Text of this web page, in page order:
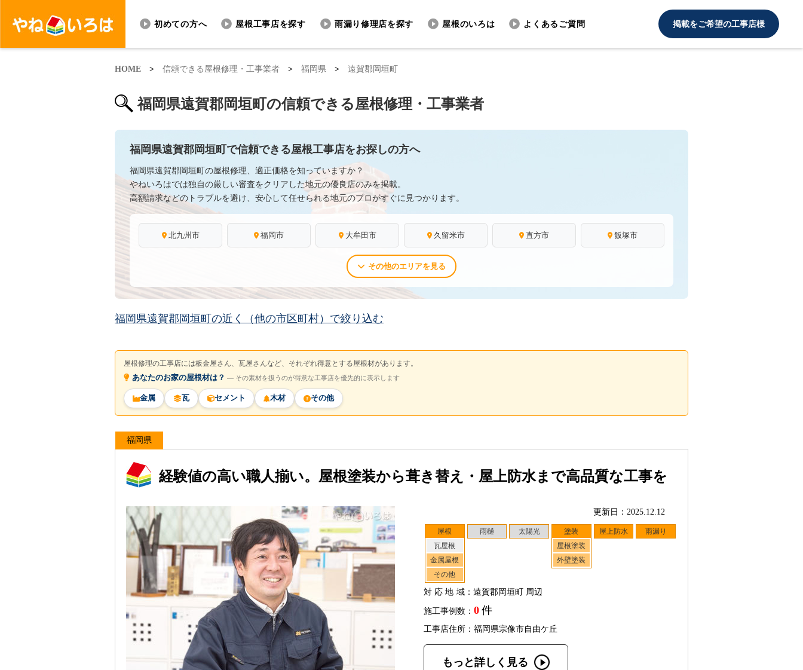
初めての方へ 屋根工事店を探す 雨漏り修理店を探す 屋根のいろは よくあるご質問 掲載をご希望の工事店様
HOME > 信頼できる屋根修理・工事業者 > 福岡県 > 遠賀郡岡垣町
福岡県遠賀郡岡垣町の信頼できる屋根修理・工事業者
福岡県遠賀郡岡垣町で信頼できる屋根工事店をお探しの方へ
福岡県遠賀郡岡垣町の屋根修理、適正価格を知っていますか？
やねいろはでは独自の厳しい審査をクリアした地元の優良店のみを掲載。
高額請求などのトラブルを避け、安心して任せられる地元のプロがすぐに見つかります。
北九州市 福岡市 大牟田市 久留米市 直方市 飯塚市
その他のエリアを見る
福岡県遠賀郡岡垣町の近く（他の市区町村）で絞り込む
屋根修理の工事店には板金屋さん、瓦屋さんなど、それぞれ得意とする屋根材があります。
あなたのお家の屋根材は？ ― その素材を扱うのが得意な工事店を優先的に表示します
金属 瓦 セメント 木材 その他
福岡県
経験値の高い職人揃い。屋根塗装から葺き替え・屋上防水まで高品質な工事を
更新日：2025.12.12
屋根
瓦屋根
金属屋根
その他
雨樋 太陽光
塗装
屋根塗装
外壁塗装
屋上防水 雨漏り
対応地域：遠賀郡岡垣町 周辺
施工事例数： 0 件
工事店住所：福岡県宗像市自由ケ丘
もっと詳しく見る